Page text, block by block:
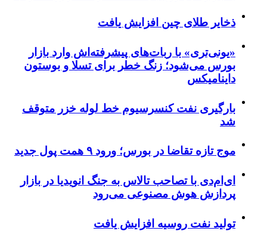
ذخایر طلای چین افزایش یافت
«یونی‌تری» با ربات‌های پیشرفته‌اش وارد بازار
بورس می‌شود؛ زنگ خطر برای تسلا و بوستون
داینامیکس
بارگیری نفت کنسرسیوم خط لوله خزر متوقف
شد
موج تازه تقاضا در بورس؛ ورود ۹ همت پول جدید
ای‌ام‌دی با تصاحب تالاس به جنگ انویدیا در بازار
پردازش هوش مصنوعی می‌رود
تولید نفت روسیه افزایش یافت